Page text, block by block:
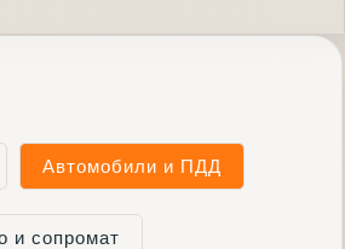
Автомобили и ПДД
и сопромат